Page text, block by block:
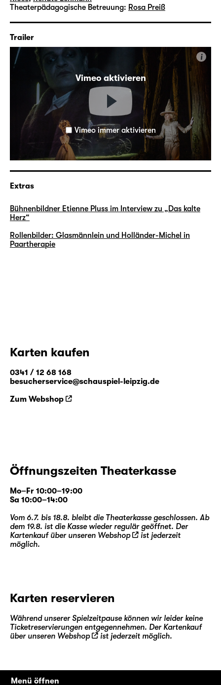
Theaterpädagogische Betreuung: Rosa Preiß
Trailer
Vimeo aktivieren
i
Vimeo immer aktivieren
Extras
Bühnenbildner Etienne Pluss im Interview zu „Das kalte
Herz“
Rollenbilder: Glasmännlein und Holländer-Michel in
Paartherapie
Karten kaufen
0341 / 12 68 168
besucherservice@schauspiel-leipzig.de
Zum Webshop
Öffnungszeiten Theaterkasse
Mo–Fr 10:00–19:00
Sa 10:00–14:00
Vom 6.7. bis 18.8. bleibt die Theaterkasse geschlossen. Ab
dem 19.8. ist die Kasse wieder regulär geöffnet. Der
Kartenkauf über unseren Webshop
ist jederzeit
möglich.
Karten reservieren
Während unserer Spielzeitpause können wir leider keine
Ticketreservierungen entgegennehmen. Der Kartenkauf
über unseren Webshop ist jederzeit möglich.
Menü öffnen